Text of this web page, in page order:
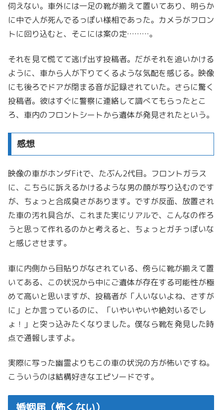
伺えない。車外には一足の靴が揃えて置いてあり、明らか
に中で人が死んでるっぽい様相であった。カメラがフロン
トに回り込むと、そこには案の定………。
それを見て慌てて逃げ出す投稿者。だがそれを追いかける
ように、車から人が下りてくるような気配を感じる。映像
にも後ろでドアが閉まる音が記録されていた。さらに驚く
投稿者。彼はすぐに警察に連絡して調べてもらったとこ
ろ、車内のフロントシートから遺体が発見されたという。
感想
映像の車がホンダFitで、たぶん2代目。フロントガラス
に、こちらに訴えるかけるような男の顔が写り込むのです
が、ちょっと合成臭さがあります。ですが反面、放置され
た車の汚れ具合が、これまた実にリアルで、こんなの作ろ
うと思って作れるのかと考えると、ちょっとガチっぽいな
と感じさせます。
車に内側から目貼りがなされている、傍らに靴が揃えて置
いてある、この状況から中にご遺体が存在する可能性が極
めて高いと思いますが、投稿者が「人いないよね、さすが
に」とか言っているのに、「いやいやいや絶対いるでし
ょ！」と突っ込みたくなりました。僕なら靴を発見した時
点で通報しますよ。
実際に写った幽霊よりもこの車の状況の方が怖いですね。
こういうのは結構好きなエピソードです。
婚姻届（怖くない）